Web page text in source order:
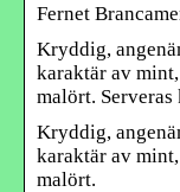
Fernet
Kryddig,
karaktär av
malört.
Kryddig,
karaktär av
malört.